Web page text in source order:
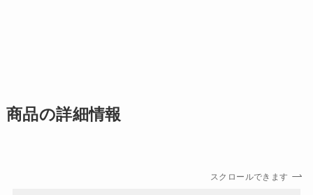
商品の詳細情報
スクロールできます